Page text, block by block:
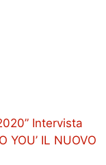
Intervista
YOU’ IL NUOVO